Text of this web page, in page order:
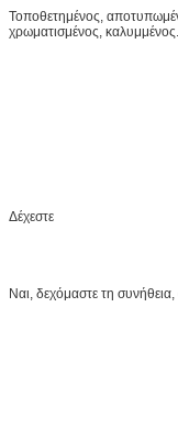
Τοποθετημένος,
χρωματισμένος, καλυμμένος.
Δέχεστε
Ναι, δεχόμαστε τη συνήθεια,